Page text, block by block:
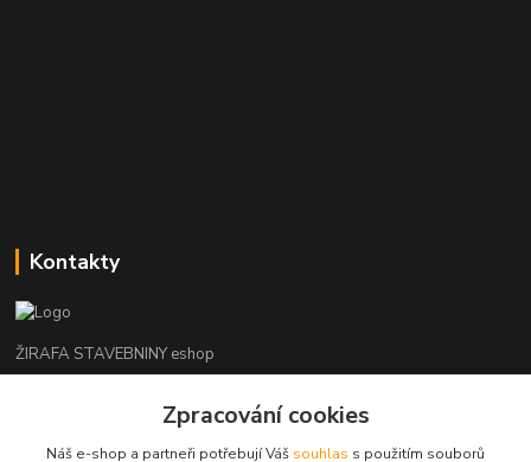
Kontakty
ŽIRAFA STAVEBNINY eshop
+420 312 685 342Zpracování cookies
Náš e-shop a partneři potřebují Váš souhlas s použitím souborů